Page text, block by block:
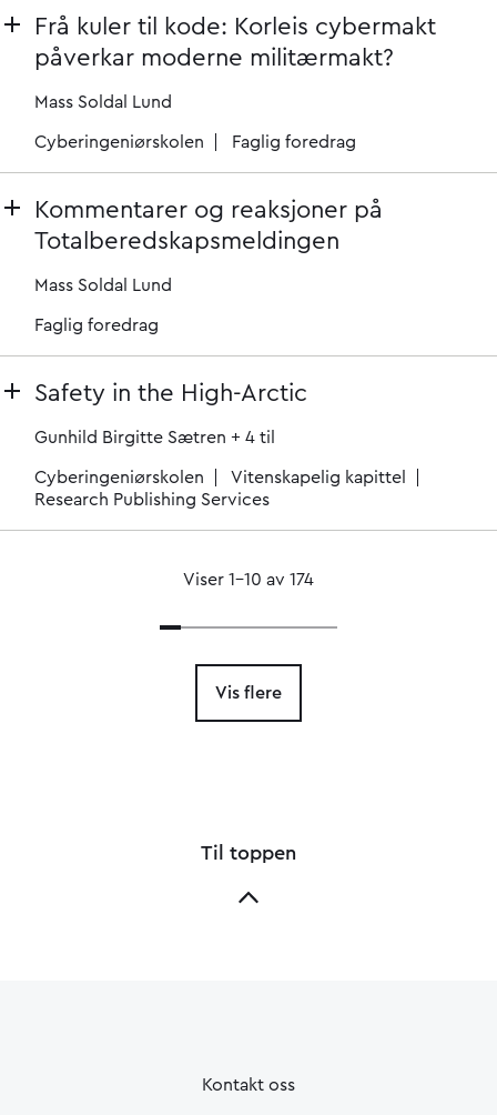
Frå kuler til kode: Korleis cybermakt
påverkar moderne militærmakt?
Mass Soldal Lund
Cyberingeniørskolen Faglig foredrag
Kommentarer og reaksjoner på
Totalberedskapsmeldingen
Mass Soldal Lund
Faglig foredrag
Safety in the High-Arctic
Gunhild Birgitte Sætren + 4 til
Cyberingeniørskolen
Vitenskapelig kapittel
Research Publishing Services
Viser 1–10 av 174
Vis flere
Til toppen
Kontakt oss